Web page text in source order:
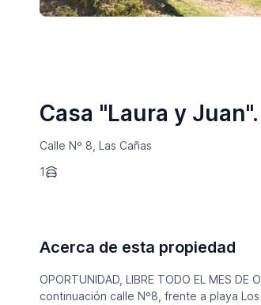
Casa "Laura y Juan".
Calle Nº 8, Las Cañas
1
Acerca de esta propiedad
OPORTUNIDAD, LIBRE TODO EL MES
continuación calle Nº8, frente a playa